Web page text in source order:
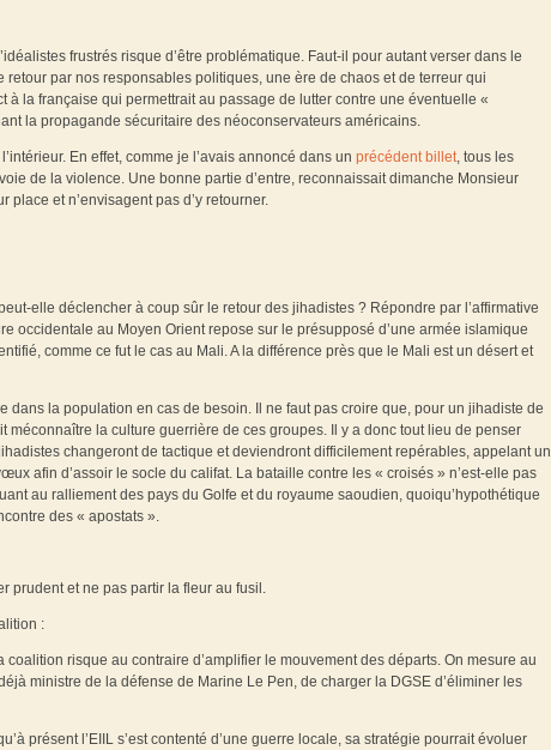
frustrés risque d’être problématique. Faut-il pour autant verser dans le
par nos responsables politiques, une ère de chaos et de terreur qui
à la française qui permettrait au passage de lutter contre une éventuelle «
la propagande sécuritaire des néoconservateurs américains.
En effet, comme je l’avais annoncé dans un précédent billet, tous les
de la violence. Une bonne partie d’entre, reconnaissait dimanche Monsieur
et n’envisagent pas d’y retourner.
elle déclencher à coup sûr le retour des jihadistes ? Répondre par l’affirmative
occidentale au Moyen Orient repose sur le présupposé d’une armée islamique
comme ce fut le cas au Mali. A la différence près que le Mali est un désert et
dans la population en cas de besoin. Il ne faut pas croire que, pour un jihadiste de
méconnaître la culture guerrière de ces groupes. Il y a donc tout lieu de penser
changeront de tactique et deviendront difficilement repérables, appelant un
afin d’assoir le socle du califat. La bataille contre les « croisés » n’est-elle pas
au ralliement des pays du Golfe et du royaume saoudien, quoiqu’hypothétique
des « apostats ».
prudent et ne pas partir la fleur au fusil.
:
risque au contraire d’amplifier le mouvement des départs. On mesure au
ministre de la défense de Marine Le Pen, de charger la DGSE d’éliminer les
présent l’EIIL s’est contenté d’une guerre locale, sa stratégie pourrait évoluer